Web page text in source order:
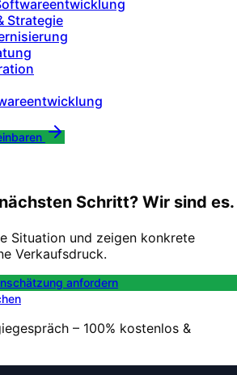
Strategie
Schritt? Wir sind es.
Situation und zeigen konkrete
Verkaufsdruck.
anfordern
– 100% kostenlos &